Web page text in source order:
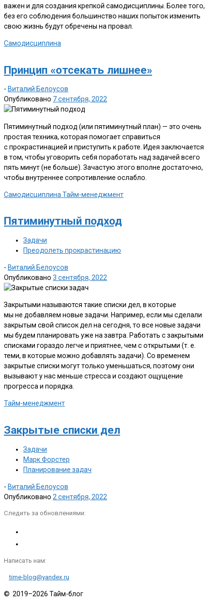
важен и для создания крепкой самодисциплины. Более того,
без его соблюдения большинство наших попыток изменить
свою жизнь будут обречены на провал.
Самодисциплина
Принцип «отсекать лишнее»
- Виталий Белоусов
Опубликовано 7 сентября, 2022
Пятиминутный подход (или пятиминутный план) — это очень
простая техника, которая помогает справиться
с прокрастинацией и приступить к работе. Идея заключается
в том, чтобы уговорить себя поработать над задачей всего
пять минут (не больше). Зачастую этого вполне достаточно,
чтобы внутреннее сопротивление ослабло.
Самодисциплина Тайм-менеджмент
Пятиминутный подход
Задачи
Преодолеть прокрастинацию
- Виталий Белоусов
Опубликовано 3 сентября, 2022
Закрытыми называются такие списки дел, в которые
мы не добавляем новые задачи. Например, если мы сделали
закрытым свой список дел на сегодня, то все новые задачи
мы будем планировать уже на завтра. Работать с закрытыми
списками гораздо легче и приятнее, чем с открытыми (т. е.
теми, в которые можно добавлять задачи). Со временем
закрытые списки могут только уменьшаться, поэтому они
вызывают у нас меньше стресса и создают ощущение
прогресса и порядка.
Тайм-менеджмент
Закрытые списки дел
Задачи
Марк Форстер
Планирование задач
- Виталий Белоусов
Опубликовано 2 сентября, 2022
Следить за обновлениями:
Написать нам:
time-blog@yandex.ru
© 2019–2026 Тайм-блог